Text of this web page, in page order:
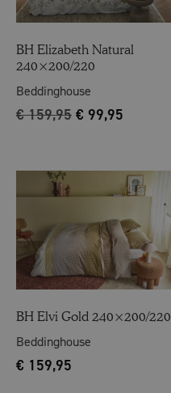
BH Elizabeth Natural
240×200/220
Beddinghouse
€159,95 € 99,95
BH Elvi Gold 240×200/220
Beddinghouse
€ 159,95